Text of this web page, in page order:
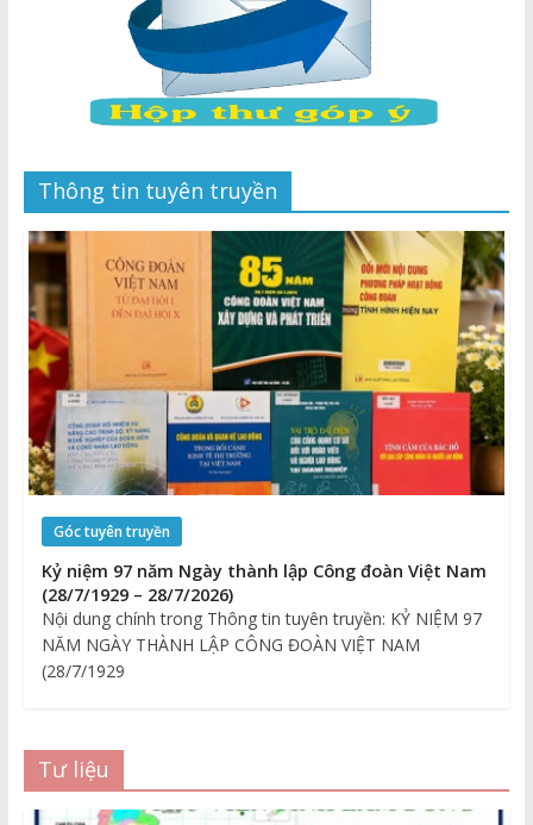
Thông tin tuyên truyền
Góc tuyên truyền
Kỷ niệm 97 năm Ngày thành lập Công đoàn Việt Nam
(28/7/1929 – 28/7/2026)
Nội dung chính trong Thông tin tuyên truyền: KỶ NIỆM 97
NĂM NGÀY THÀNH LẬP CÔNG ĐOÀN VIỆT NAM
(28/7/1929
Tư liệu